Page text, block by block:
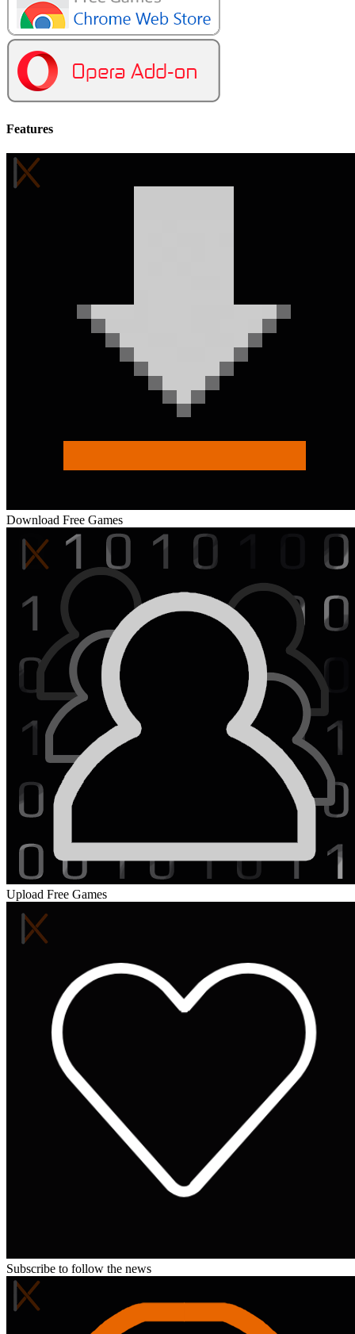
Features
Download Free Games
Upload Free Games
Subscribe to follow the news